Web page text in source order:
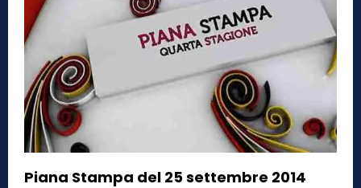
Piana Stampa del 25 settembre 2014